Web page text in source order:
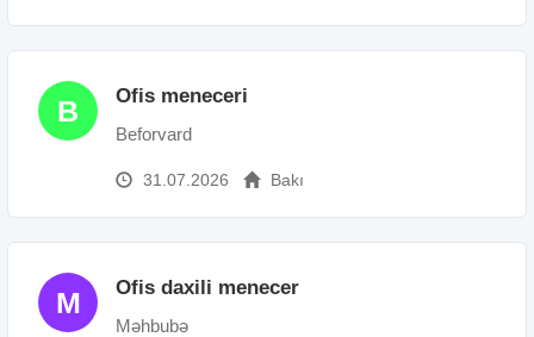
B Ofis meneceri
Beforvard
31.07.2026 Bakı
M Ofis daxili menecer
Məhbubə